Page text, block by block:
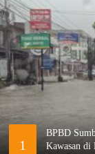
1
BPBD
Kawasan di